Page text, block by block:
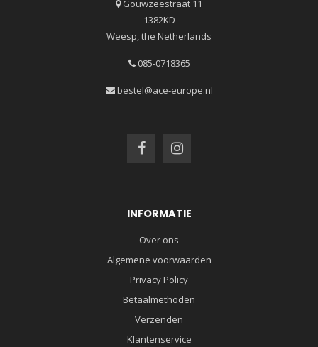
Gouwzeestraat 11
1382KD
Weesp, the Netherlands
085-0718365
bestel@ace-europe.nl
INFORMATIE
Over ons
Algemene voorwaarden
Privacy Policy
Betaalmethoden
Verzenden
Klantenservice